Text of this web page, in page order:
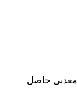
معدنی حاصل